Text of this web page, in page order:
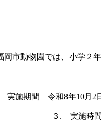
岡市動物園では、小学２
実施期間 令和8年10月2日
３. 実施時